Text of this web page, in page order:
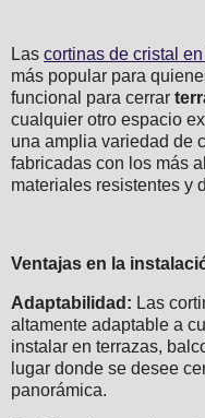
Las cortinas de cristal
más popular para
funcional para cerrar
cualquier otro espacio
una amplia variedad de
fabricadas con los más
materiales resistentes y
Ventajas en la
Adaptabilidad: Las
altamente adaptable a
instalar en terrazas,
lugar donde se desee
panorámica.